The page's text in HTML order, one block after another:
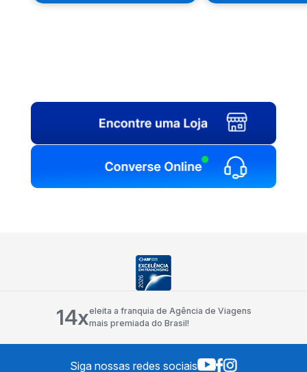
14xeleita a franquia de Agência de Viagens
mais premiada do Brasil!
Siga nossas redes sociais